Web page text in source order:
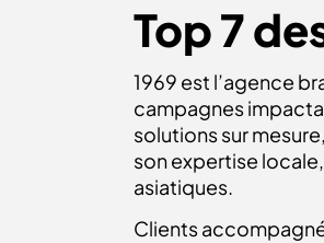
Top 7
1969 est l’agence
campagnes
solutions sur
son expertise
asiatiques.
Clients